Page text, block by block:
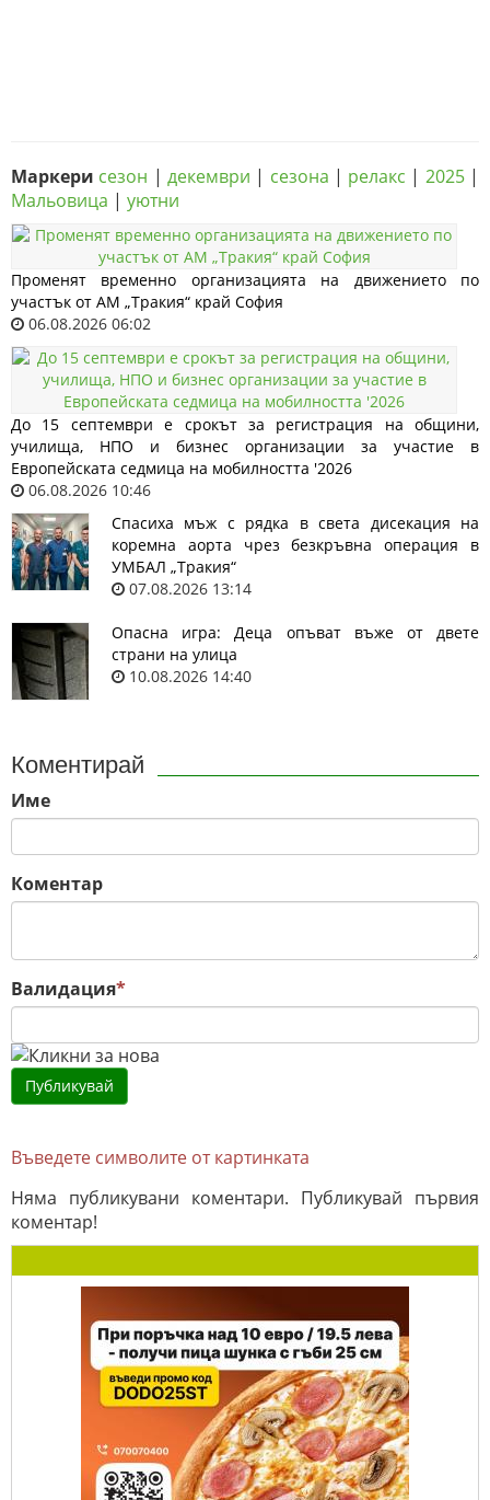
Маркери сезон | декември | сезона | релакс | 2025|
Мальовица | уютни
Променят временно организацията на движението по
участък от АМ „Тракия“ край София
06.08.2026 06:02
До 15 септември е срокът за регистрация на общини,
училища, НПО и бизнес организации за участие в
Европейската седмица на мобилността '2026
06.08.2026 10:46
Спасиха мъж с рядка в света дисекация на
коремна аорта чрез безкръвна операция в
УМБАЛ „Тракия“
07.08.2026 13:14
Опасна игра: Деца опъват въже от двете
страни на улица
10.08.2026 14:40
Коментирай
Име
Коментар
Валидация*
Въведете символите от картинката
Няма публикувани коментари. Публикувай първия
коментар!